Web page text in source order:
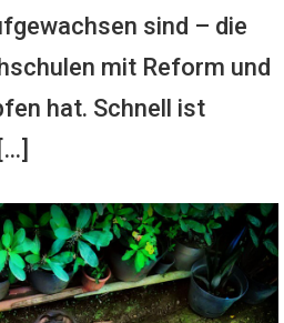
sind – die
mit Reform und
hat. Schnell ist